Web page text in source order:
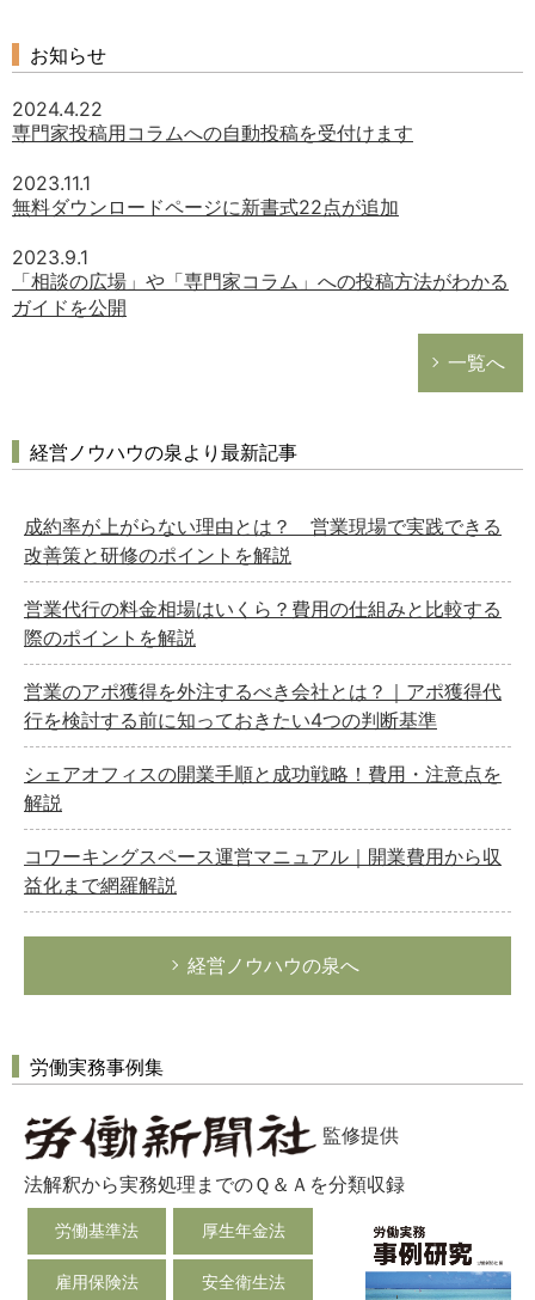
お知らせ
2024.4.22
専門家投稿用コラムへの自動投稿を受付けます
2023.11.1
無料ダウンロードページに新書式22点が追加
2023.9.1
「相談の広場」や「専門家コラム」への投稿方法がわかる
ガイドを公開
一覧へ
経営ノウハウの泉より最新記事
成約率が上がらない理由とは？ 営業現場で実践できる
改善策と研修のポイントを解説
営業代行の料金相場はいくら？費用の仕組みと比較する
際のポイントを解説
営業のアポ獲得を外注するべき会社とは？｜アポ獲得代
行を検討する前に知っておきたい4つの判断基準
シェアオフィスの開業手順と成功戦略！費用・注意点を
解説
コワーキングスペース運営マニュアル｜開業費用から収
益化まで網羅解説
経営ノウハウの泉へ
労働実務事例集
監修提供
法解釈から実務処理までのＱ＆Ａを分類収録
労働基準法 厚生年金法
雇用保険法 安全衛生法